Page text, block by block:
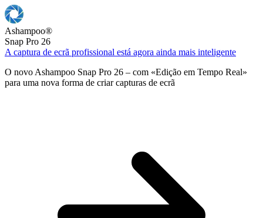
Ashampoo®
Snap Pro 26
A captura de ecrã profissional está agora ainda mais inteligente
O novo Ashampoo Snap Pro 26 – com «Edição em Tempo Real»
para uma nova forma de criar capturas de ecrã